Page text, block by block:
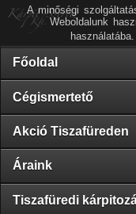
Főoldal
Cégismertető
Akció Tiszafüreden
Áraink
Tiszafüredi
A minőségi
Weboldalunk
használatába.